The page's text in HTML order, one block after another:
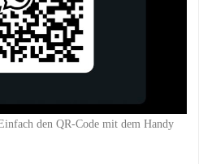
den QR-Code mit dem Handy